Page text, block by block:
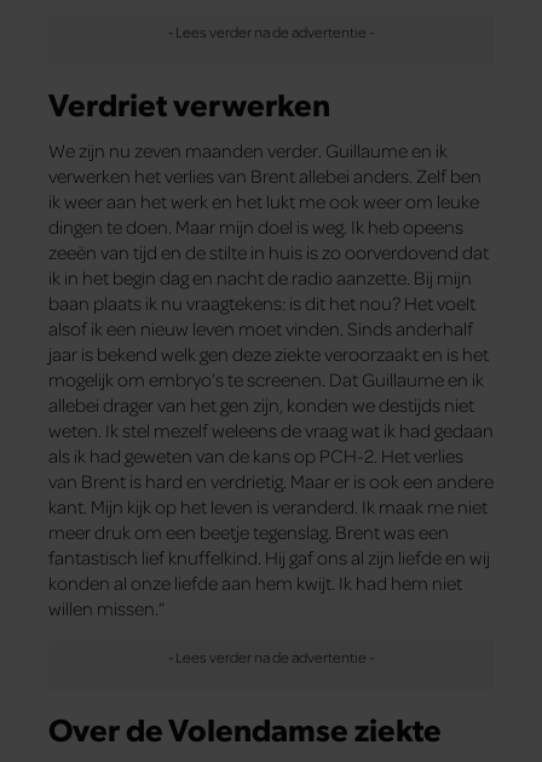
Verdriet verwerken
We zijn nu zeven maanden verder. Guillaume en ik
verwerken het verlies van Brent allebei anders. Zelf ben
ik weer aan het werk en het lukt me ook weer om leuke
dingen te doen. Maar mijn doel is weg. Ik heb opeens
zeeën van tijd en de stilte in huis is zo oorverdovend dat
ik in het begin dag en nacht de radio aanzette. Bij mijn
baan plaats ik nu vraagtekens: is dit het nou? Het voelt
alsof ik een nieuw leven moet vinden. Sinds anderhalf
jaar is bekend welk gen deze ziekte veroorzaakt en is het
mogelijk om embryo’s te screenen. Dat Guillaume en ik
allebei drager van het gen zijn, konden we destijds niet
weten. Ik stel mezelf weleens de vraag wat ik had gedaan
als ik had geweten van de kans op PCH-2. Het verlies
van Brent is hard en verdrietig. Maar er is ook een andere
kant. Mijn kijk op het leven is veranderd. Ik maak me niet
meer druk om een beetje tegenslag. Brent was een
fantastisch lief knuffelkind. Hij gaf ons al zijn liefde en wij
konden al onze liefde aan hem kwijt. Ik had hem niet
willen missen.”
Over de Volendamse ziekte